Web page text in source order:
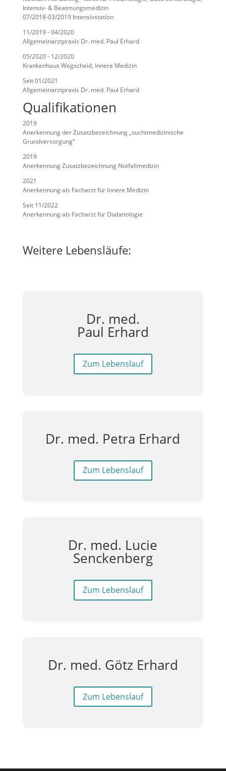
Intensiv- & Beatmungsmedizin
07/2018-03/2019 Intensivstation
11/2019 - 04/2020
Allgemeinarztpraxis Dr. med. Paul Erhard
05/2020 - 12/2020
Krankenhaus Wegscheid, Innere Medizin
Seit 01/2021
Allgemeinarztpraxis Dr. med. Paul Erhard
Qualifikationen
2019
Anerkennung der Zusatzbezeichnung „suchtmedizinische
Grundversorgung“
2019
Anerkennung Zusatzbezeichnung Notfallmedizin
2021
Anerkennung als Facharzt für Innere Medizin
Seit 11/2022
Anerkennung als Facharzt für Diabetologie
Weitere Lebensläufe:
Dr. med.
Paul Erhard
Zum Lebenslauf
Dr. med. Petra Erhard
Zum Lebenslauf
Dr. med. Lucie
Senckenberg
Zum Lebenslauf
Dr. med. Götz Erhard
Zum Lebenslauf